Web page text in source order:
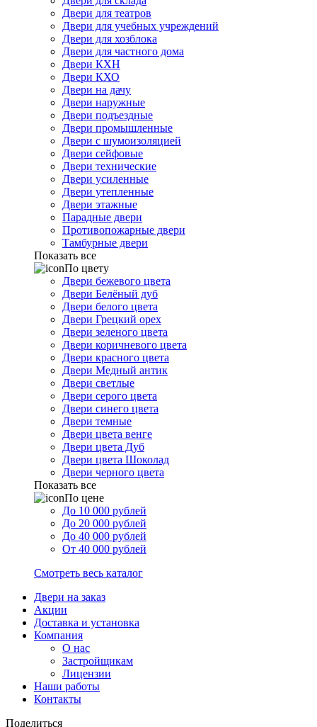
Двери для театров
Двери для учебных учреждений
Двери для хозблока
Двери для частного дома
Двери КХН
Двери КХО
Двери на дачу
Двери наружные
Двери подъездные
Двери промышленные
Двери с шумоизоляцией
Двери сейфовые
Двери технические
Двери усиленные
Двери утепленные
Двери этажные
Парадные двери
Противопожарные двери
Тамбурные двери
Показать все
По цвету
Двери бежевого цвета
Двери Белёный дуб
Двери белого цвета
Двери Грецкий орех
Двери зеленого цвета
Двери коричневого цвета
Двери красного цвета
Двери Медный антик
Двери светлые
Двери серого цвета
Двери синего цвета
Двери темные
Двери цвета венге
Двери цвета Дуб
Двери цвета Шоколад
Двери черного цвета
Показать все
По цене
До 10 000 рублей
До 20 000 рублей
До 40 000 рублей
От 40 000 рублей
Смотреть весь каталог
Двери на заказ
Акции
Доставка и установка
Компания
О нас
Застройщикам
Лицензии
Наши работы
Контакты
Поделиться